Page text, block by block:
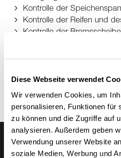
Diese Webseite verwendet
Wir verwenden Cookies, um
personalisieren, Funktionen für
zu können und die Zugriffe auf
analysieren. Außerdem geben
Verwendung unserer Website
soziale Medien, Werbung und
Kontrolle der
Kontrolle der Reifen und
Kontrolle der
Kontrolle Kettenverschleiss
Kontrolle der Schaltung
Kontrolle des Luftdrucks
Preise